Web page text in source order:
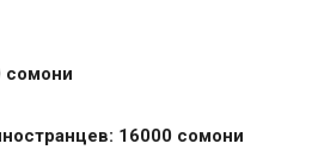
сомони
16000 сомони